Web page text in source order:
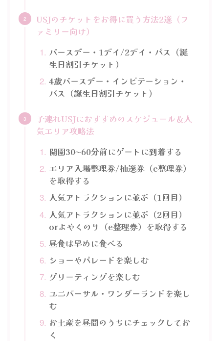
USJのチケットをお得に買う方法2選（フ
ァミリー向け）
バースデー・1デイ/2デイ・パス（誕
生日割引チケット）
4歳バースデー・インビテーション・
パス（誕生日割引チケット）
子連れUSJにおすすめのスケジュール＆人
気エリア攻略法
開園30〜60分前にゲートに到着する
エリア入場整理券/抽選券（e整理券）
を取得する
人気アトラクションに並ぶ（1回目）
人気アトラクションに並ぶ（2回目）
orよやくのり（e整理券）を取得する
昼食は早めに食べる
ショーやパレードを楽しむ
グリーティングを楽しむ
ユニバーサル・ワンダーランドを楽し
む
お土産を昼間のうちにチェックしてお
く